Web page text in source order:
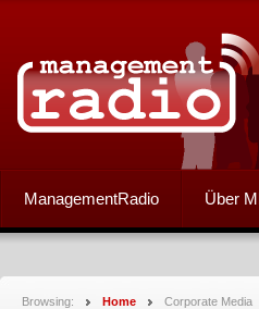
ManagementRadio Über
Browsing: Home Corporate Media